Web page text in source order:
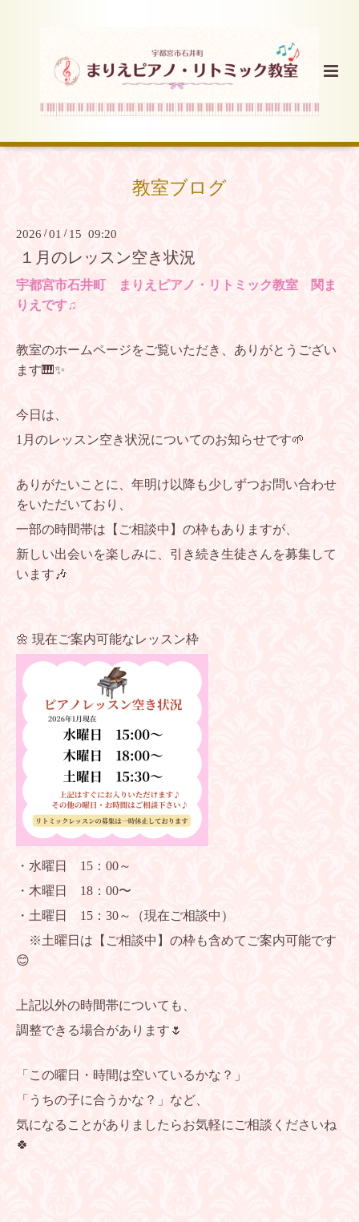
教室ブログ
2026 /01 / 15 09:20
１月のレッスン空き状況
宇都宮市石井町 まりえピアノ・リトミック教室 関ま
りえです♫
教室のホームページをご覧いただき、ありがとうござい
ます🎹✨
今日は、
1月のレッスン空き状況についてのお知らせです🌱
ありがたいことに、年明け以降も少しずつお問い合わせ
をいただいており、
一部の時間帯は【ご相談中】の枠もありますが、
新しい出会いを楽しみに、引き続き生徒さんを募集して
います🎶
🌼 現在ご案内可能なレッスン枠
・水曜日 15：00～
・木曜日 18：00〜
・土曜日 15：30～（現在ご相談中）
※土曜日は【ご相談中】の枠も含めてご案内可能です
😊
上記以外の時間帯についても、
調整できる場合があります🌷
「この曜日・時間は空いているかな？」
「うちの子に合うかな？」など、
気になることがありましたらお気軽にご相談くださいね
🍀